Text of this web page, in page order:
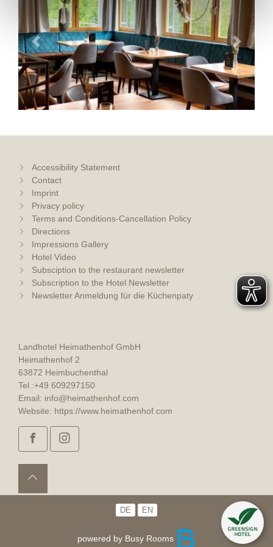
Previous Next
Accessibility Statement
Contact
Imprint
Privacy policy
Terms and Conditions-Cancellation Policy
Directions
Impressions Gallery
Hotel Video
Subsciption to the restaurant newsletter
Subscription to the Hotel Newsletter
Newsletter Anmeldung für die Küchenpaty
Landhotel Heimathenhof GmbH
Heimathenhof 2
63872 Heimbuchenthal
Tel.:+49 609297150
Email: info@heimathenhof.com
Website: https://www.heimathenhof.com
powered by Busy Rooms
DE EN